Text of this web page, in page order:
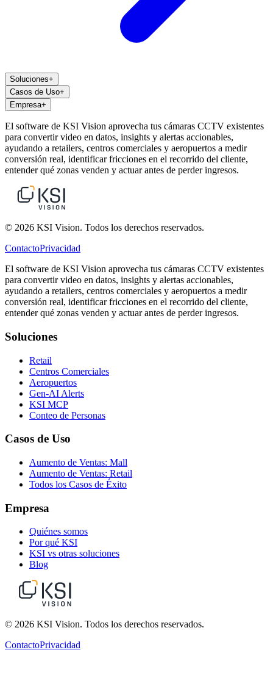
Soluciones+
Casos de Uso+
Empresa+
El software de KSI Vision aprovecha tus cámaras CCTV existentes
para convertir video en datos, insights y alertas accionables,
ayudando a retailers, centros comerciales y aeropuertos a medir
conversión real, identificar fricciones en el recorrido del cliente,
entender qué zonas venden y actuar antes de perder ingresos.
© 2026 KSI Vision. Todos los derechos reservados.
ContactoPrivacidad
El software de KSI Vision aprovecha tus cámaras CCTV existentes
para convertir video en datos, insights y alertas accionables,
ayudando a retailers, centros comerciales y aeropuertos a medir
conversión real, identificar fricciones en el recorrido del cliente,
entender qué zonas venden y actuar antes de perder ingresos.
Soluciones
Retail
Centros Comerciales
Aeropuertos
Gen-AI Alerts
KSI MCP
Conteo de Personas
Casos de Uso
Aumento de Ventas: Mall
Aumento de Ventas: Retail
Todos los Casos de Éxito
Empresa
Quiénes somos
Por qué KSI
KSI vs otras soluciones
Blog
© 2026 KSI Vision. Todos los derechos reservados.
ContactoPrivacidad